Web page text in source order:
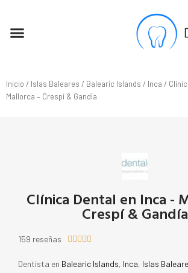
Inicio / Islas Baleares / Balearic Islands / Inca /
Mallorca – Crespí & Gandía
Clínica Dental en Inca -
Crespí & Gandía
159 reseñas     
Dentista en Balearic Islands, Inca, Islas